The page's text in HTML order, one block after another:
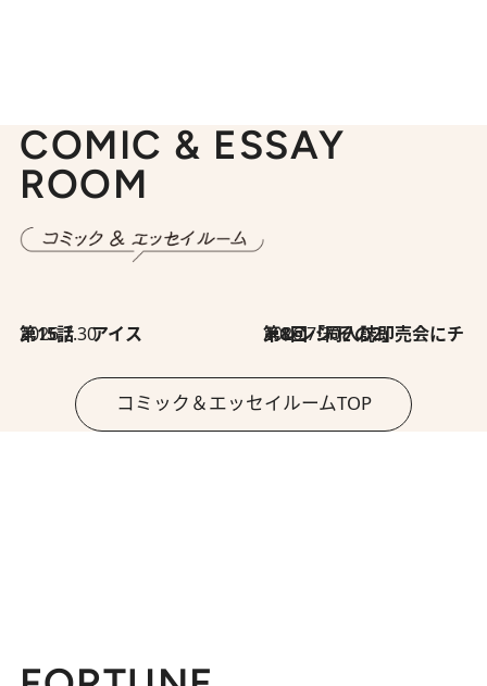
COMIC & ESSAY
ROOM
2026.7.30
第15話 アイス 2026.7.30
第8回「同人誌即売会にチャレンジ その2」
コミック＆エッセイルームTOP